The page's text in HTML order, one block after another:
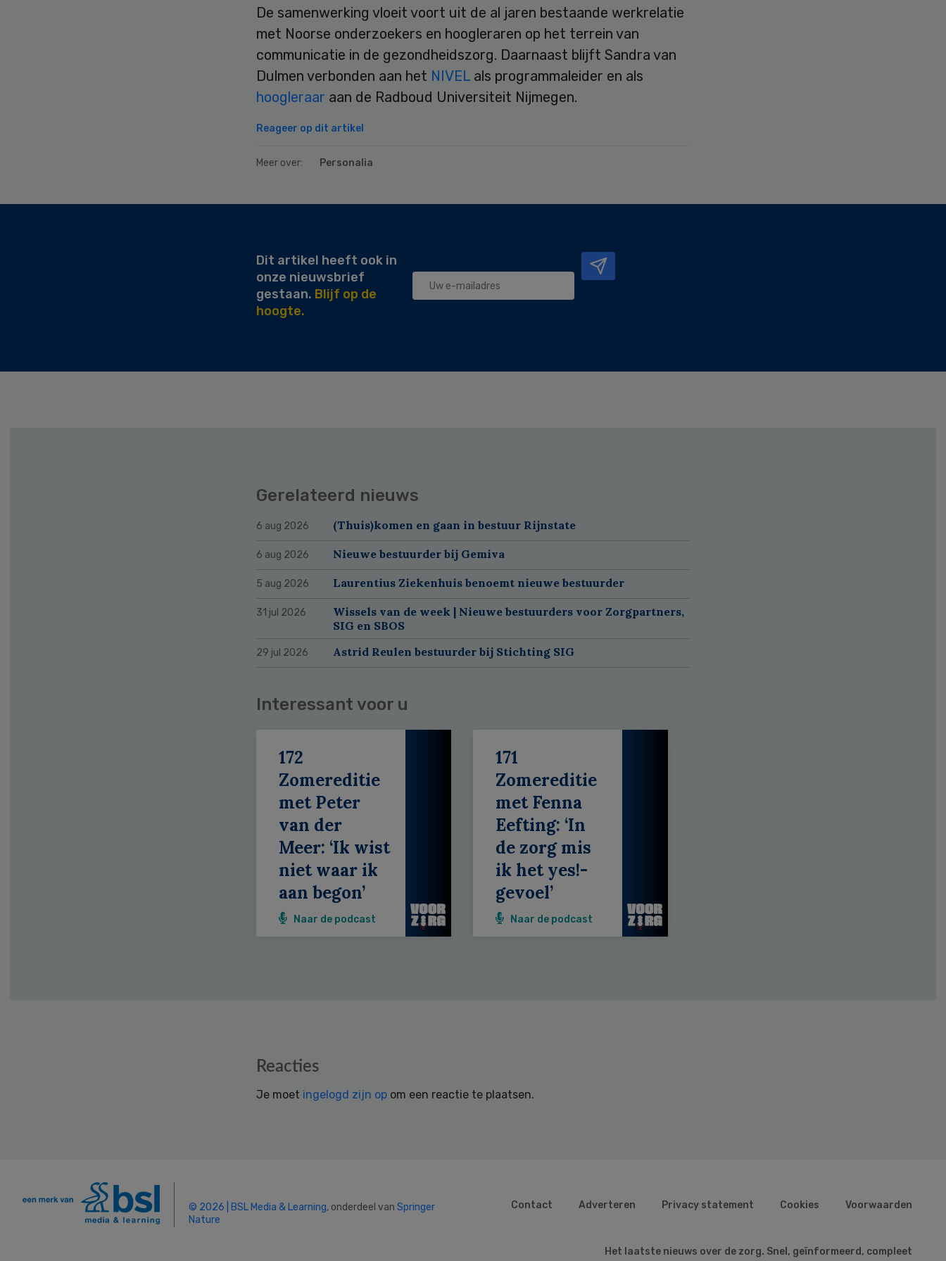
De samenwerking vloeit voort uit de al jaren bestaande werkrelatie
met Noorse onderzoekers en hoogleraren op het terrein van
communicatie in de gezondheidszorg. Daarnaast blijft Sandra van
Dulmen verbonden aan het NIVEL als programmaleider en als
hoogleraar aan de Radboud Universiteit Nijmegen.
Reageer op dit artikel
Meer over: Personalia
Dit artikel heeft ook in
onze nieuwsbrief
gestaan. Blijf op de
hoogte.
Gerelateerd nieuws
6 aug 2026 (Thuis)komen en gaan in bestuur Rijnstate
6 aug 2026 Nieuwe bestuurder bij Gemiva
5 aug 2026 Laurentius Ziekenhuis benoemt nieuwe bestuurder
31 jul 2026
Wissels van de week | Nieuwe bestuurders voor Zorgpartners,
SIG en SBOS
29 jul 2026 Astrid Reulen bestuurder bij Stichting SIG
Interessant voor u
172
Zomereditie
met Peter
van der
Meer: ‘Ik wist
niet waar ik
aan begon’
Naar de podcast
171
Zomereditie
met Fenna
Eefting: ‘In
de zorg mis
ik het yes!-
gevoel’
Naar de podcast
Reacties
Je moet ingelogd zijn op om een reactie te plaatsen.
© 2026 | BSL Media & Learning, onderdeel van Springer
Nature
Contact Adverteren Privacy statement Cookies Voorwaarden
Het laatste nieuws over de zorg. Snel, geïnformeerd, compleet